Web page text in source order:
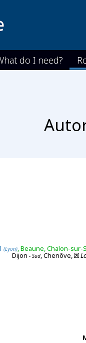
do I need?
A
(Lyon), Beaune, Chalon-sur-
Dijon - Sud, Chenôve,